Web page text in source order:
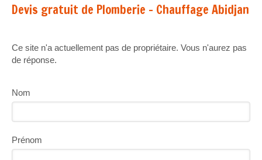
Devis gratuit de Plomberie - Chauffage Abidjan
Ce site n'a actuellement pas de propriétaire. Vous n'aurez pas
de réponse.
Nom
Prénom